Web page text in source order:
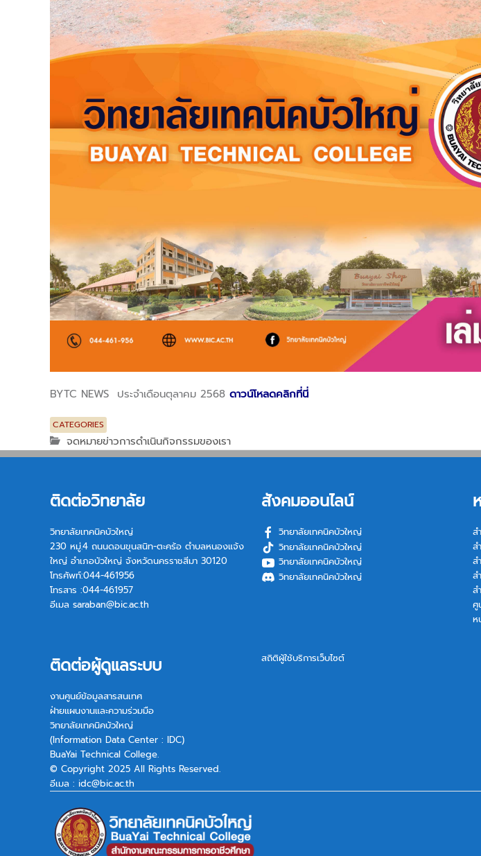
BYTC NEWS ประจำเดือนตุลาคม 2568 ดาวน์โหลดคลิกที่นี่
CATEGORIES
จดหมายข่าวการดำเนินกิจกรรมของเรา
ติดต่อวิทยาลัย
วิทยาลัยเทคนิคบัวใหญ่
230 หมู่.4 ถนนดอนขุนสนิท-ตะคร้อ ตำบลหนองแจ้ง
ใหญ่ อำเภอบัวใหญ่ จังหวัดนครราชสีมา 30120
โทรศัพท์:044-461956
โทรสาร :044-461957
อีเมล saraban@bic.ac.th
ติดต่อผู้ดูแลระบบ
งานศูนย์ข้อมูลสารสนเทศ
ฝ่ายแผนงานและความร่วมมือ
วิทยาลัยเทคนิคบัวใหญ่
(Information Data Center : IDC)
BuaYai Technical College.
© Copyright 2025 All Rights Reserved.
อีเมล : idc@bic.ac.th
สังคมออนไลน์
วิทยาลัยเทคนิคบัวใหญ่
วิทยาลัยเทคนิคบัวใหญ่
วิทยาลัยเทคนิคบัวใหญ่
วิทยาลัยเทคนิคบัวใหญ่
สถิติผู้ใช้บริการเว็บไซต์
ส
ส
ส
ส
ส
ศู
ห